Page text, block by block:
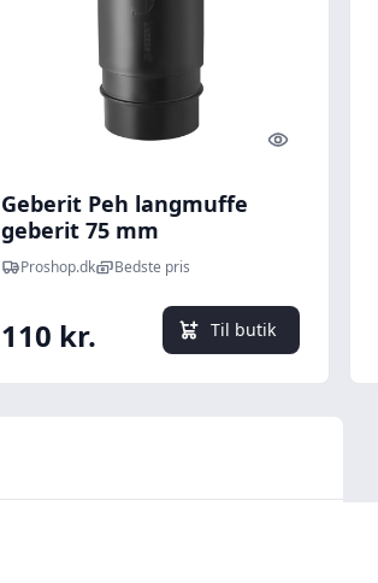
Quick look
Geberit Peh langmuffe
geberit 75 mm
Proshop.dk Bedste pris
110 kr. Til butik